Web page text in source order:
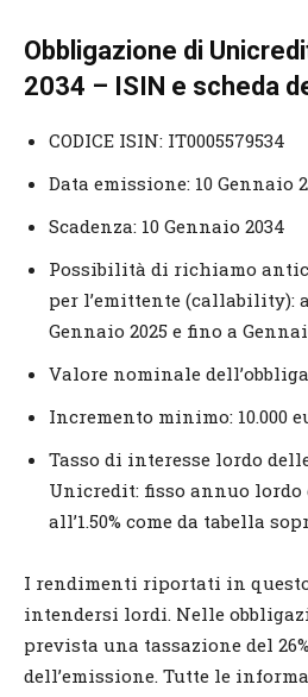
Obbligazione di
2034 – ISIN e scheda
CODICE ISIN: IT0005579534
Data emissione: 10 Gennaio
Scadenza: 10 Gennaio 2034
Possibilità di richiamo
per l’emittente (callability):
Gennaio 2025 e fino a
Valore nominale
Incremento minimo: 10.000
Tasso di interesse lordo
Unicredit: fisso annuo lordo
all’1.50% come da tabella
I rendimenti riportati in
intendersi lordi. Nelle
prevista una tassazione del
dell’emissione. Tutte le